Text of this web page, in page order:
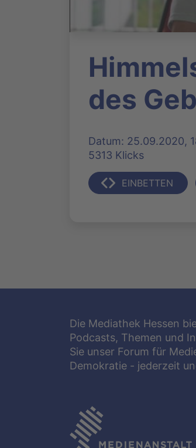
des
Datum: 25.09.2020,
5313 Klicks
EINBETTEN
Die Mediathek Hessen
Podcasts, Themen und
Sie unser Forum für
Demokratie - jederzeit